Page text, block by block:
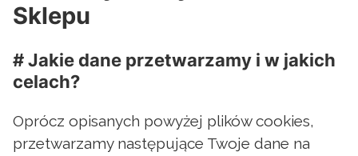
Sklepu
# Jakie dane przetwarzamy i w jakich
celach?
Oprócz opisanych powyżej plików cookies,
przetwarzamy następujące Twoje dane na